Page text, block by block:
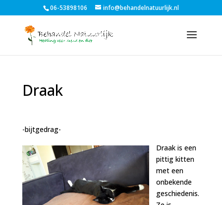
06-53898106 info@behandelnatuurlijk.nl
Draak
-bijtgedrag-
Draak is een
pittig kitten
met een
onbekende
geschiedenis.